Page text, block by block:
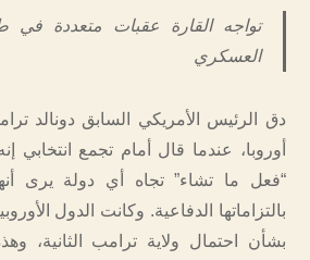
تواجه القارة عقبات متعددة في
العسكري
دق الرئيس الأمريكي السابق دونالد
أوروبا، عندما قال أمام تجمع
“فعل ما تشاء” تجاه أي دولة يرى
بالتزاماتها الدفاعية. وكانت الدول
بشأن احتمال ولاية ترامب الثانية،